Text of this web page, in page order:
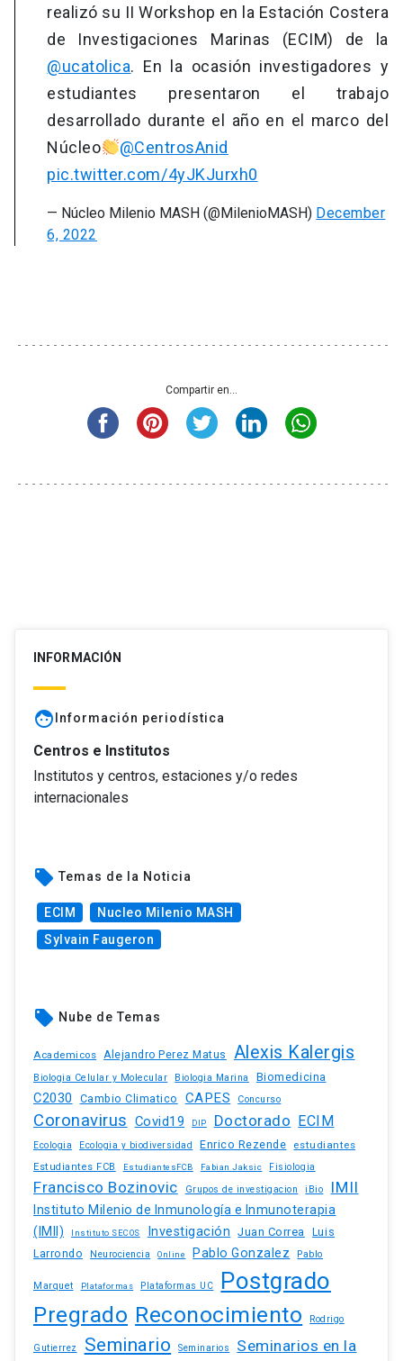
realizó su II Workshop en la Estación Costera
de Investigaciones Marinas (ECIM) de la
@ucatolica. En la ocasión investigadores y
estudiantes presentaron el trabajo
desarrollado durante el año en el marco del
Núcleo
@CentrosAnid
pic.twitter.com/4yJKJurxh0
— Núcleo Milenio MASH (@MilenioMASH) December
6, 2022
Compartir en...
INFORMACIÓN
face Información periodística
Centros e Institutos
Institutos y centros, estaciones y/o redes
internacionales
local_offer Temas de la Noticia
ECIM
Nucleo Milenio MASH
Sylvain Faugeron
local_offer Nube de Temas
Academicos Alejandro Perez Matus Alexis Kalergis
Biologia Celular y Molecular Biologia Marina Biomedicina
C2030 Cambio Climatico CAPES Concurso
Coronavirus Covid19 DIP Doctorado ECIM
Ecologia Ecologia y biodiversidad Enrico Rezende estudiantes
Estudiantes FCB EstudiantesFCB Fabian Jaksic Fisiologia
Francisco Bozinovic Grupos de investigacion iBio IMII
Instituto Milenio de Inmunología e Inmunoterapia
(IMII)
Instituto SECOS Investigación Juan Correa Luis
Larrondo
Neurociencia Online Pablo Gonzalez Pablo
Marquet Plataformas Plataformas UC Postgrado
Pregrado Reconocimiento Rodrigo
Gutierrez Seminario Seminarios
Seminarios en la